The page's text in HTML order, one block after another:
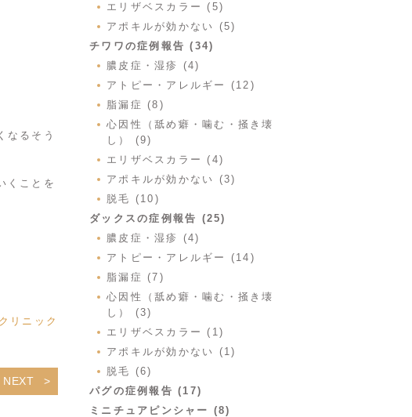
なるそう
くことを
リニック
NEXT
エリザベスカラー (5)
アポキルが効かない (5)
チワワの症例報告 (34)
膿皮症・湿疹 (4)
アトピー・アレルギー (12)
脂漏症 (8)
心因性（舐め癖・噛む・掻き壊
し） (9)
エリザベスカラー (4)
アポキルが効かない (3)
脱毛 (10)
ダックスの症例報告 (25)
膿皮症・湿疹 (4)
アトピー・アレルギー (14)
脂漏症 (7)
心因性（舐め癖・噛む・掻き壊
し） (3)
エリザベスカラー (1)
アポキルが効かない (1)
脱毛 (6)
パグの症例報告 (17)
ミニチュアピンシャー (8)